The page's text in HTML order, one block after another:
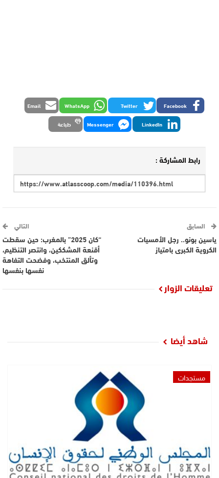
Facebook
Twitter
WhatsApp
Email
LinkedIn
Messenger طباعة
رابط المشاركة :
السابق
ياسين بونو.. رجل الأمسيات
الكروية الكبرى بامتياز
التالي
“كان 2025” بالمغرب: حين سقطت
أقنعة المشككين، وانتصر التنظيم،
وتألق المنتخب، وفضحت التفاهة
نفسها بنفسها
تعليقات الزوار
شاهد أيضا
مستجدات